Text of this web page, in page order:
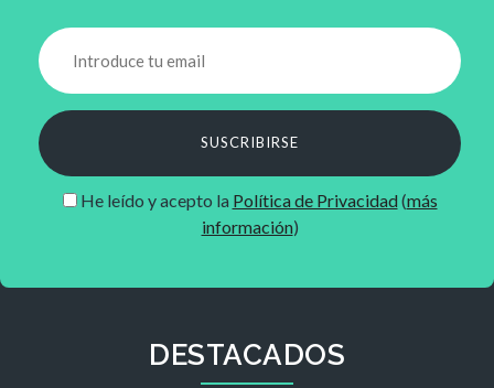
SUSCRIBIRSE
He leído y acepto la Política de Privacidad(más
información)
DESTACADOS